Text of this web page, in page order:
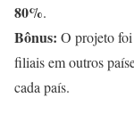
80%.
Bônus: O projeto
filiais em outros
cada país.